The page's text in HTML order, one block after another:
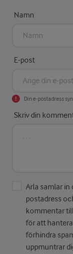
Namn
E-post
Din e-postadress
Skriv din
Arla samlar in
postadress
kommentar
för att
förhindra
uppmuntrar